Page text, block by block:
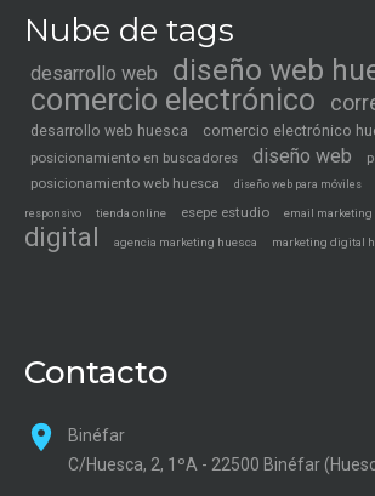
Nube de tags
desarrollo web
diseño web
comercio electrónico
desarrollo web huesca comercio electrónico
posicionamiento en buscadores diseño web
posicionamiento web huesca
diseño web para móviles
responsivo tienda online esepe estudio email marketing
digital
agencia marketing huesca marketing digital
Contacto
Binéfar
C/Huesca, 2, 1ºA - 22500 Binéfar